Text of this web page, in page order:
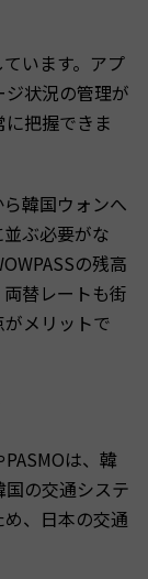
います。アプ
状況の管理が
把握できま
韓国ウォンへ
ぶ必要がな
の残高
両替レートも街
メリットで
は、韓
の交通システ
、日本の交通